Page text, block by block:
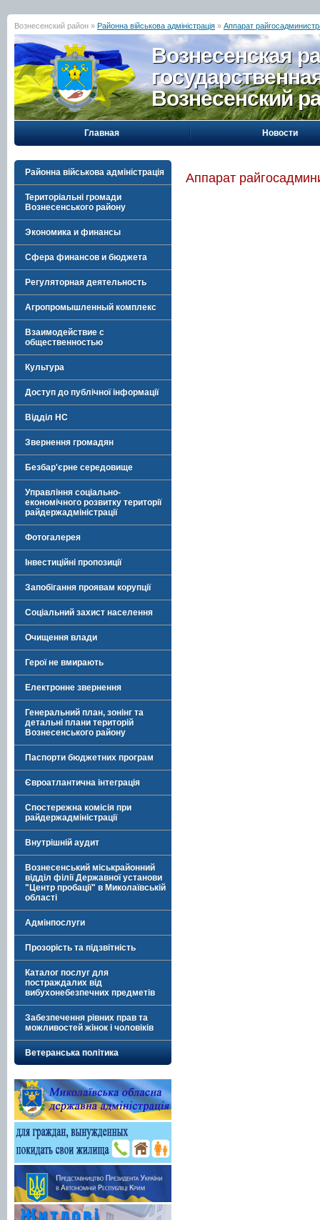
Вознесенский район » Районна військова адміністрація » Аппарат
Вознесенская
Вознесенский
Главная Новости
Районна військова адміністрація
Територіальні громади
Вознесенського району
Экономика и финансы
Сфера финансов и бюджета
Регуляторная деятельность
Агропромышленный комплекс
Взаимодействие с
общественностью
Культура
Доступ до публічної інформації
Відділ НС
Звернення громадян
Безбар'єрне середовище
Управління соціально-
економічного розвитку території
райдержадміністрації
Фотогалерея
Інвестиційні пропозиції
Запобігання проявам корупції
Соціальний захист населення
Очищення влади
Герої не вмирають
Електронне звернення
Генеральний план, зонінг та
детальні плани територій
Вознесенського району
Паспорти бюджетних програм
Євроатлантична інтеграція
Спостережна комісія при
райдержадміністрації
Внутрішній аудит
Вознесенський міськрайонний
відділ філії Державної установи
"Центр пробації" в Миколаївській
області
Адмінпослуги
Прозорість та підзвітність
Каталог послуг для
постраждалих від
вибухонебезпечних предметів
Забезпечення рівних прав та
можливостей жінок і чоловіків
Ветеранська політика
Аппарат